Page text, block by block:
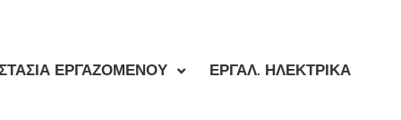
ΕΡΓΑΖΟΜΕΝΟΥ ΕΡΓΑΛ. ΗΛΕΚΤΡΙΚΑ